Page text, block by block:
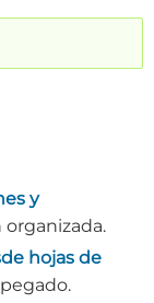
y
hojas de